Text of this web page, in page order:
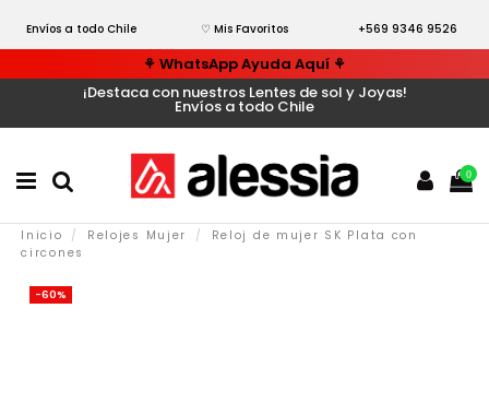
Envíos a todo Chile ♡ Mis Favoritos +569 9346 9526
⚘ WhatsApp Ayuda Aquí ⚘
¡Destaca con nuestros Lentes de sol y Joyas!
Envíos a todo Chile
0
Inicio Relojes Mujer
Reloj de mujer SK Plata con
circones
-60%